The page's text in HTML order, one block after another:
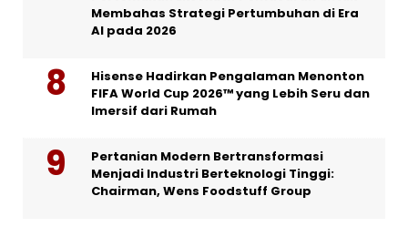
Membahas Strategi Pertumbuhan di Era
AI pada 2026
Hisense Hadirkan Pengalaman Menonton
FIFA World Cup 2026™ yang Lebih Seru dan
Imersif dari Rumah
Pertanian Modern Bertransformasi
Menjadi Industri Berteknologi Tinggi:
Chairman, Wens Foodstuff Group